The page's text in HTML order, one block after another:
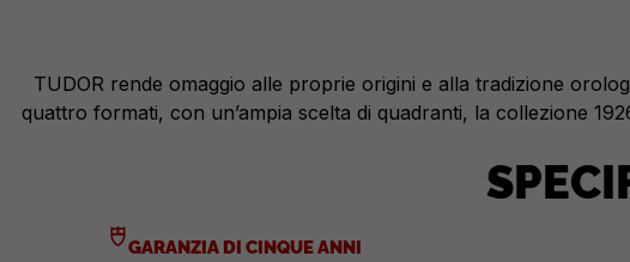
TUDOR rende omaggio alle proprie origini e alla tradizione
quattro formati, con un’ampia scelta di quadranti, la collezione
GARANZIA DI CINQUE ANNI